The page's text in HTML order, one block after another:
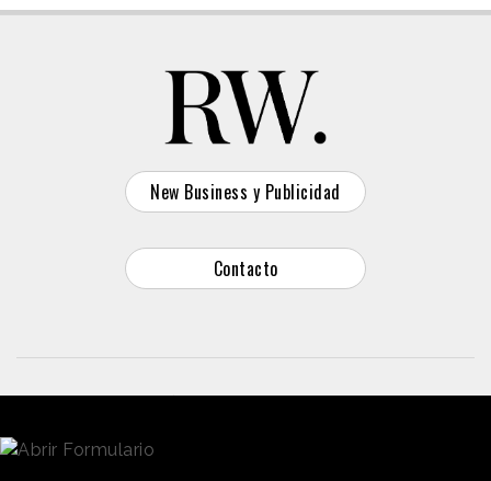
New Business y Publicidad
Contacto
Dirección: Calle Antonio Pirala 29. Madrid, 28017